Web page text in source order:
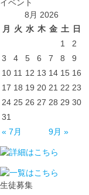
イベント
8月 2026
月
火 水 木 金 土
日
1
2
3
4 5 6 7 8
9
10 11 12 13 14 15 16
17 18 19 20 21 22 23
24 25 26 27 28 29 30
31
« 7月
9月 »
生徒募集